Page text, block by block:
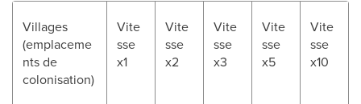
Villages
(emplaceme
nts de
colonisation)
Vite
sse
x1
Vite
sse
x2
Vite
sse
x3
Vite
sse
x5
Vite
sse
x10